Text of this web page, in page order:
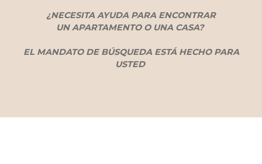
¿NECESITA AYUDA PARA ENCONTRAR
UN APARTAMENTO O UNA CASA?
EL MANDATO DE BÚSQUEDA ESTÁ HECHO PARA
USTED